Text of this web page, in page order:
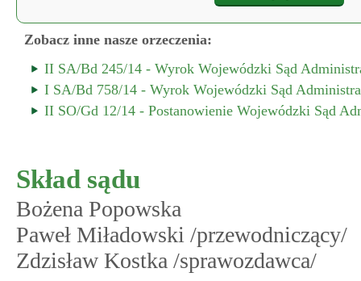
Zobacz inne nasze orzeczenia:
II SA/Bd 245/14 - Wyrok Wojewódzki Sąd
I SA/Bd 758/14 - Wyrok Wojewódzki Sąd
II SO/Gd 12/14 - Postanowienie Wojewódzki Sąd
Skład sądu
Bożena Popowska
Paweł Miładowski /przewodniczący/
Zdzisław Kostka /sprawozdawca/